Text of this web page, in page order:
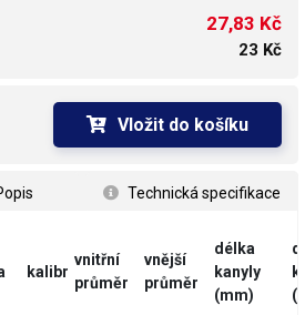
27,83 Kč
23 Kč
Vložit do košíku
Technická specifikace
kalibr
vnitřní
průměr
vnější
průměr
délka
kanyly
(mm)